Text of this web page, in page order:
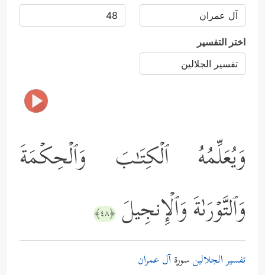
اختر التفسير
وَیُعَلِّمُهُ ٱلۡكِتَـٰبَ وَٱلۡحِكۡمَةَ
وَٱلتَّوۡرَىٰةَ وَٱلۡإِنجِیلَ ﴿٤٨﴾
تفسير الجلالينسورةآل عمران